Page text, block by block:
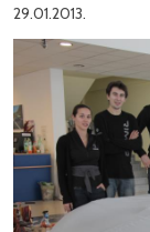
29.01.2013.